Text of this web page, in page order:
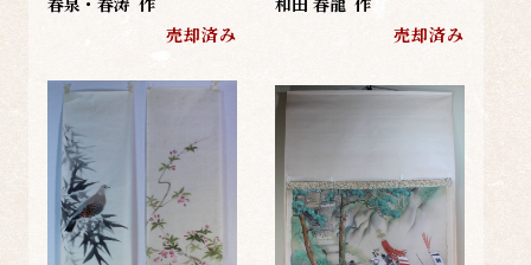
売却済み
売却済み